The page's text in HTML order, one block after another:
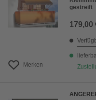
Merken
gestreift
179,00